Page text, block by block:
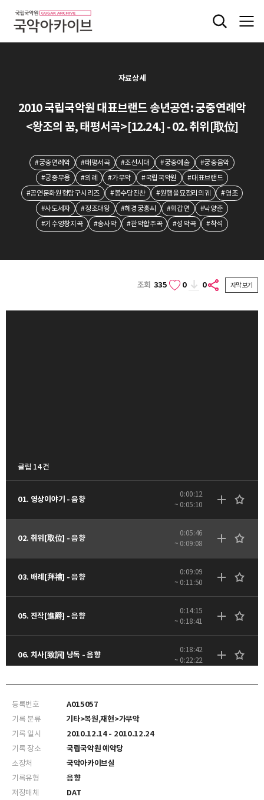
자료상세
2010 국립국악원 대표브랜드 송년공연: 궁중연례악
<왕조의 꿈, 태평서곡>[12.24.] - 02. 취위[取位]
#궁중연례악 #태평서곡 #조선시대 #궁중예술
#궁중음악
#궁중무용
#의례 #가무악 #국립국악원
#대표브랜드
#공연문화원형탐구시리즈
#봉수당진찬 #원행을묘정리의궤
#영조
#사도세자
#정조대왕 #혜경궁홍씨 #회갑연
#낙양춘
#기수영창지곡
#송사악 #관악합주곡 #성악곡 #착석
조회 335 0 0 자막보기
클립 14 건
01. 영상이야기 - 음향
0:00:12
~ 0:05:10
02. 취위[取位] - 음향
0:05:46
~ 0:09:08
03. 배례[拜禮] - 음향
0:09:09
~ 0:11:50
05. 진작[進爵] - 음향
0:14:15
~ 0:18:41
06. 치사[致詞] 낭독 - 음향
0:18:42
~ 0:22:22
0:22:23
08. 산호[山呼] - 음향
등록번호
A015057
기록 분류
기타>복원,재현>가무악
기록 일시
2010.12.14 - 2010.12.24
기록 장소
국립국악원 예악당
소장처
국악아카이브실
기록유형
음향
저장매체
DAT